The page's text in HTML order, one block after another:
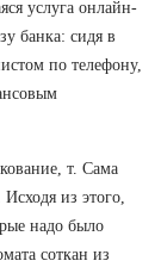
услуга онлайн-
банка: сидя в
по телефону,
т. Сама
из этого,
надо было
соткан из